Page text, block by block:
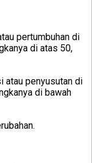
pertumbuhan di
di atas 50,
atau penyusutan di
di bawah